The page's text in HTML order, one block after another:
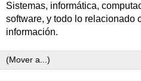
Sistemas, informática,
software, y todo lo relacionado
información.